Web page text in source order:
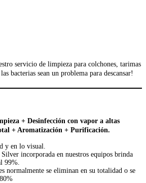
servicio de limpieza para colchones, tarimas
bacterias sean un problema para descansar!
+ Desinfección con vapor a altas
+ Aromatización + Purificación.
y en lo visual.
incorporada en nuestros equipos brinda
99%.
normalmente se eliminan en su totalidad o se